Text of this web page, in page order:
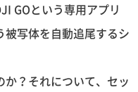
GOという専用アプリ
写体を自動追尾するシ
？それについて、セッ